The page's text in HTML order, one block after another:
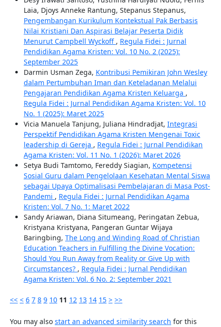
Laia, Djoys Anneke Rantung, Stepanus Stepanus,
Pengembangan Kurikulum Kontekstual Pak Berbasis
Nilai Kristiani Dan Aspirasi Belajar Peserta Didik
Menurut Campbell Wyckoff , Regula Fidei : Jurnal
Pendidikan Agama Kristen: Vol. 10 No. 2 (2025):
September 2025
Darmin Usman Zega, Kontribusi Pemikiran John Wesley
dalam Pertumbuhan Iman dan Keteladanan Melalui
Pengajaran Pendidikan Agama Kristen Keluarga ,
Regula Fidei : Jurnal Pendidikan Agama Kristen: Vol. 10
No. 1 (2025): Maret 2025
Vicia Manuela Tanjung, Juliana Hindradjat, Integrasi
Perspektif Pendidikan Agama Kristen Mengenai Toxic
leadership di Gereja , Regula Fidei : Jurnal Pendidikan
Agama Kristen: Vol. 11 No. 1 (2026): Maret 2026
Setya Budi Tamtomo, Fereddy Siagian, Kompetensi
Sosial Guru dalam Pengelolaan Kesehatan Mental Siswa
sebagai Upaya Optimalisasi Pembelajaran di Masa Post-
Pandemi , Regula Fidei : Jurnal Pendidikan Agama
Kristen: Vol. 7 No. 1: Maret 2022
Sandy Ariawan, Diana Situmeang, Peringatan Zebua,
Kristyana Kristyana, Pangeran Guntar Wijaya
Baringbing, The Long and Winding Road of Christian
Education Teachers in Fulfilling the Divine Vocation:
Should You Run Away from Reality or Give Up with
Circumstances? , Regula Fidei : Jurnal Pendidikan
Agama Kristen: Vol. 6 No. 2: September 2021
<< < 6 7 8 9 10 11 12 13 14 15 > >>
You may also start an advanced similarity search for this